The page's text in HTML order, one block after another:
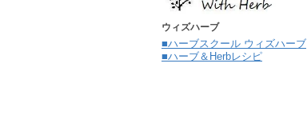
ウィズハーブ
■ハーブスクール ウィズハーブ
■ハーブ＆Herbレシピ